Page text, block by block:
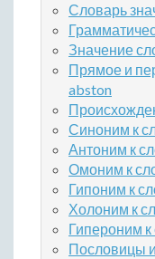
Словарь
Значение
Прямое и
abston
Синоним к
Антоним к
Омоним к
Гипоним к
Холоним к
Гипероним к
Пословицы